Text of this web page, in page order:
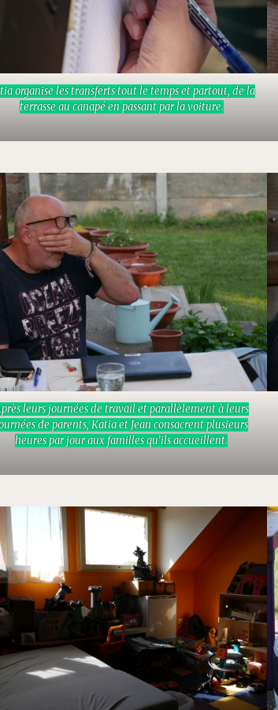
organise les transferts tout le temps et partout, de la
terrasse au canapé en passant par la voiture.
leurs journées de travail et parallèlement à leurs
de parents, Katia et Jean consacrent plusieurs
heures par jour aux familles qu’ils accueillent.